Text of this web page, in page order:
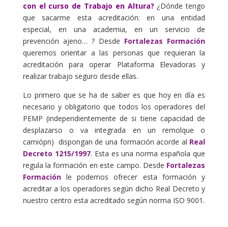
con el curso de Trabajo en Altura? ¿Dónde tengo
que sacarme esta acreditación: en una entidad
especial, en una academia, en un servicio de
prevención ajeno… ? Desde Fortalezas Formación
queremos orientar a las personas que requieran la
acreditación para operar Plataforma Elevadoras y
realizar trabajo seguro desde ellas.
Lo primero que se ha de saber es que hoy en día es
necesario y obligatorio que todos los operadores del
PEMP (independientemente de si tiene capacidad de
desplazarso o va integrada en un remolque o
camiópn) dispongan de una formación acorde al Real
Decreto 1215/1997. Esta es una norma española que
regula la formación en este campo. Desde Fortalezas
Formaciónle podemos ofrecer esta formación y
acreditar a los operadores según dicho Real Decreto y
nuestro centro esta acreditado según norma ISO 9001.